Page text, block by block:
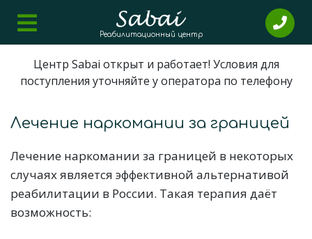
Центр Sabai открыт и работает! Условия для
поступления уточняйте у оператора по телефону
Реабилитационный центр
Лечение наркомании за границей
Лечение наркомании за границей в некоторых
случаях является эффективной альтернативой
реабилитации в России. Такая терапия даёт
возможность: